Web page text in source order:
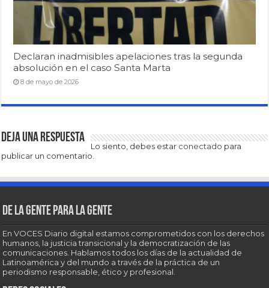
Declaran inadmisibles apelaciones tras la segunda
absolución en el caso Santa Marta
8 de mayo de 2026
Deja una respuesta
Lo siento, debes estar conectado para
publicar un comentario.
De la gente para la gente
En VOCES Diario digital estamos comprometidos con los derechos
humanos, la justicia transicional y la democratización de las
comunicaciones. Hablamos todos los días de la actualidad de
Latinoamérica y del mundo a través de la práctica de un
periodismo responsable, ético y profesional.